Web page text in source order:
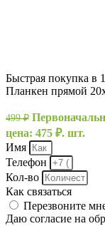
Быстрая покупка в
Планкен прямой
499₽
цена: 475 ₽. шт.
Имя
Телефон
Кол-во
Как связаться
Перезвоните
Даю согласие на